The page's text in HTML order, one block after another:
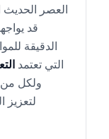
العصر الحديث
قد
الدقيقة
التي تعتمد
لتعزيز